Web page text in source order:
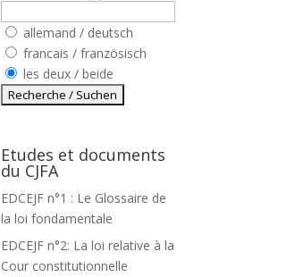
allemand / deutsch
francais / französisch
les deux / beide
Etudes et documents
du CJFA
EDCEJF n°1 : Le Glossaire de
la loi fondamentale
EDCEJF n°2: La loi relative à la
Cour constitutionnelle